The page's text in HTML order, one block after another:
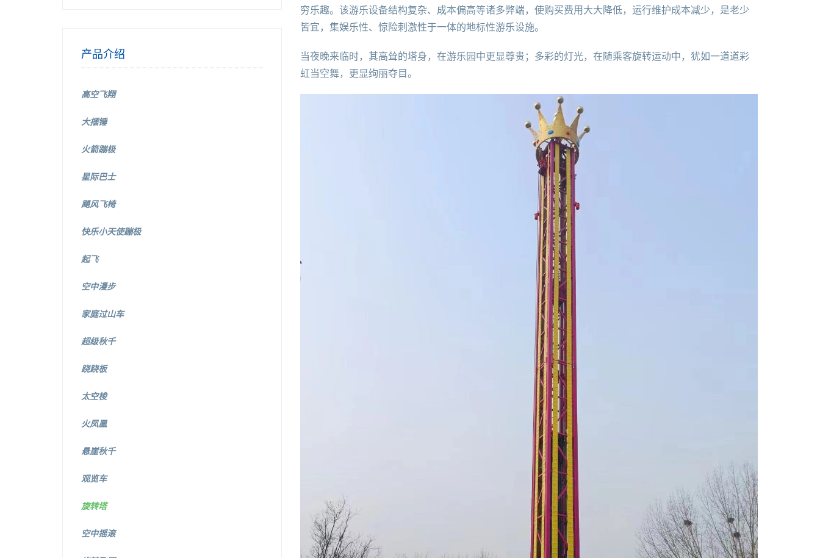
产品介绍
高空飞翔
大摆锤
火箭蹦极
星际巴士
飓风飞椅
快乐小天使蹦极
起飞
空中漫步
家庭过山车
超级秋千
跷跷板
太空梭
火凤凰
悬崖秋千
观览车
旋转塔
空中摇滚
穷乐趣。该游乐设备结构复杂、成本偏高等诸多弊端，使购买费用大大降低，运行维护成本减少，是老少
皆宜，集娱乐性、惊险刺激性于一体的地标性游乐设施。
当夜晚来临时，其高耸的塔身，在游乐园中更显尊贵；多彩的灯光，在随乘客旋转运动中，犹如一道道彩
虹当空舞，更显绚丽夺目。